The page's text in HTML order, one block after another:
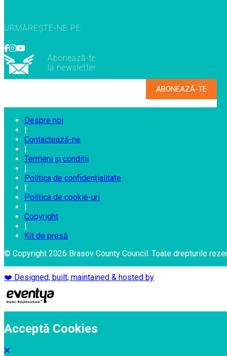
URMĂREȘTE-NE PE
Abonează-te
la newsletter
Despre noi
|
Contactează-ne
|
Termeni și condiții
|
Politica de confidențialitate
|
Politica de cookie-uri
|
Copyright
|
Kit de presă
© Copyright 2026 Brasov County Council. Toate drepturile
❤️ Designed, built, maintained & hosted by
Acceptă Cookies